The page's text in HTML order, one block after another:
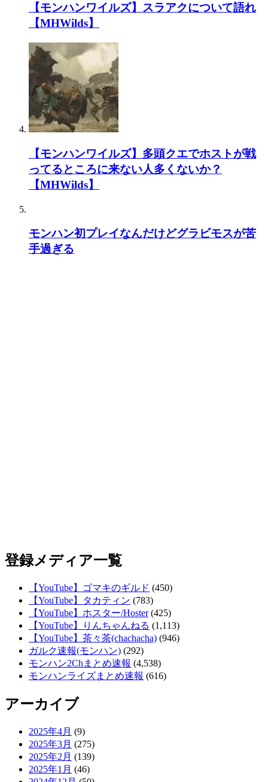
【モンハンワイルズ】スラアクについて語れ
【MHWilds】
【モンハンワイルズ】多頭クエでホストが戦
ってるところに来ない人多くないか？
【MHWilds】
モンハン初プレイなんだけどグラビモスが苦
手過ぎる
登録メディア一覧
【YouTube】ゴマキのギルド (450)
【YouTube】タカティン (783)
【YouTube】ホスター/Hoster(425)
【YouTube】りんちゃんねる (1,113)
【YouTube】茶々茶(chachacha) (946)
ガルク速報(モンハン) (292)
モンハン2Chまとめ速報 (4,538)
モンハンライズまとめ速報 (616)
アーカイブ
2025年4月 (9)
2025年3月 (275)
2025年2月 (139)
2025年1月 (46)